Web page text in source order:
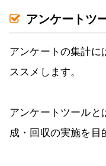
アンケートツ
アンケートの集計に
ススメします。
アンケートツールと
成・回収の実施を目